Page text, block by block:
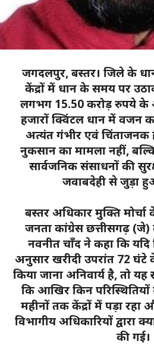
जगदलपुर, बस्तर। जिले के
केंद्रों में धान के समय पर
लगभग 15.50 करोड़ रुपये के
हजारों क्विंटल धान में वजन
अत्यंत गंभीर एवं चिंताजनक
नुकसान का मामला नहीं,
सार्वजनिक संसाधनों की
जवाबदेही से जुड़ा
बस्तर अधिकार मुक्ति
जनता कांग्रेस छत्तीसगढ़
नवनीत चाँद ने कहा कि यदि
अनुसार खरीदी उपरांत 72 घंटे
किया जाना अनिवार्य है, तो यह
कि आखिर किन
महीनों तक केंद्रों में पड़ा रहा
विभागीय अधिकारियों द्वारा
की गई।